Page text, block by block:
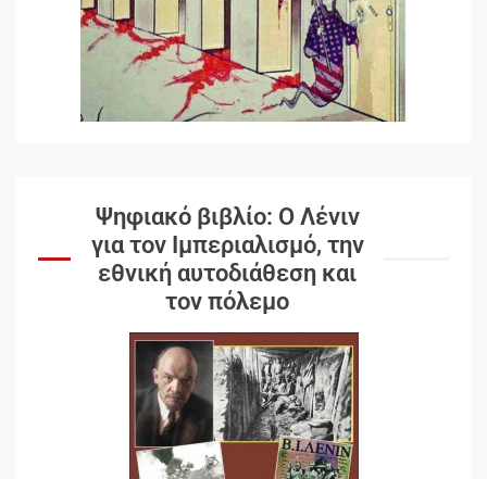
Ψηφιακό βιβλίο: Ο Λένιν
για τον Ιμπεριαλισμό, την
εθνική αυτοδιάθεση και
τον πόλεμο